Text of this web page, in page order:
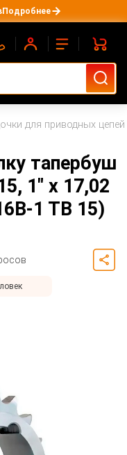
Подробнее
для приводных цепей
тапербуш
1" x 17,02
1 TB 15)